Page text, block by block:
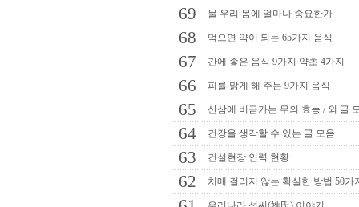
69 물 우리 몸에 얼마나 중요한가
68 먹으면 약이 되는 65가지 음식
67 간에 좋은 음식 9가지 약초 4가지
66 피를 맑게 해 주는 9가지 음식
65 산삼에 버금가는 무의 효능 / 외 글
64 건강을 생각할 수 있는 글 모음
63 건설현장 인력 현황
62 치매 걸리지 않는 확실한 방법 50가